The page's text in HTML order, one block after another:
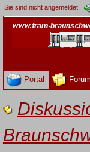
Sie sind nicht angemeldet.
Portal Forum